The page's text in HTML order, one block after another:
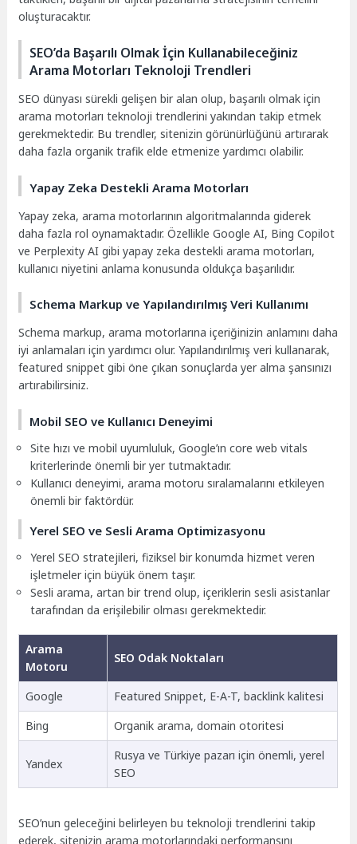
oluşturacaktır.
SEO’da Başarılı Olmak İçin Kullanabileceğiniz
Arama Motorları Teknoloji Trendleri
SEO dünyası sürekli gelişen bir alan olup, başarılı olmak için
arama motorları teknoloji trendlerini yakından takip etmek
gerekmektedir. Bu trendler, sitenizin görünürlüğünü artırarak
daha fazla organik trafik elde etmenize yardımcı olabilir.
Yapay Zeka Destekli Arama Motorları
Yapay zeka, arama motorlarının algoritmalarında giderek
daha fazla rol oynamaktadır. Özellikle Google AI, Bing Copilot
ve Perplexity AI gibi yapay zeka destekli arama motorları,
kullanıcı niyetini anlama konusunda oldukça başarılıdır.
Schema Markup ve Yapılandırılmış Veri Kullanımı
Schema markup, arama motorlarına içeriğinizin anlamını daha
iyi anlamaları için yardımcı olur. Yapılandırılmış veri kullanarak,
featured snippet gibi öne çıkan sonuçlarda yer alma şansınızı
artırabilirsiniz.
Mobil SEO ve Kullanıcı Deneyimi
Site hızı ve mobil uyumluluk, Google’ın core web vitals
kriterlerinde önemli bir yer tutmaktadır.
Kullanıcı deneyimi, arama motoru sıralamalarını etkileyen
önemli bir faktördür.
Yerel SEO ve Sesli Arama Optimizasyonu
Yerel SEO stratejileri, fiziksel bir konumda hizmet veren
işletmeler için büyük önem taşır.
Sesli arama, artan bir trend olup, içeriklerin sesli asistanlar
tarafından da erişilebilir olması gerekmektedir.
Arama
Motoru
SEO Odak Noktaları
Google
Featured Snippet, E-A-T, backlink kalitesi
Bing
Organik arama, domain otoritesi
Yandex
Rusya ve Türkiye pazarı için önemli, yerel
SEO
SEO’nun geleceğini belirleyen bu teknoloji trendlerini takip
ederek, sitenizin arama motorlarındaki performansını